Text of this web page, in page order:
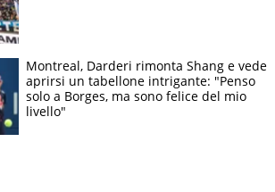
Montreal, Darderi rimonta Shang e vede
aprirsi un tabellone intrigante: "Penso
solo a Borges, ma sono felice del mio
livello"